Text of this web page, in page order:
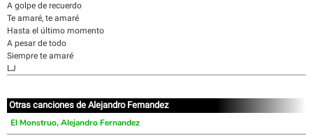
A golpe de recuerdo
Te amaré, te amaré
Hasta el último momento
A pesar de todo
Siempre te amaré
LJ
Otras canciones de Alejandro Fernandez
El Monstruo, Alejandro Fernandez